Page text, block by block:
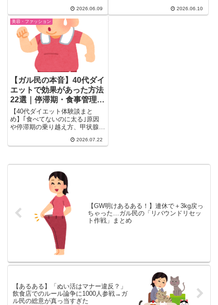
にリピートしているスキンケア・
ファンデ・美容液を30品厳選。
「やめたいけどやめられない」本
音とその理由まとめ。
2026.06.09
クシール）、今バズり中のちふれ
2026.06.10
美容・ファッション
【ガル民の本音】40代ダイ
エットで効果があった方法
22選｜停滞期・食事管理・
運動のリアル体験談
【40代ダイエット体験談まと
め】｢食べてないのに太る｣原因
や停滞期の乗り越え方、甲状腺・
ガル民402人のリアルな本音を厳
スクを徹底解説します。実体験ベ
ースで紹介します。
2026.07.22
【GW明けあるある！】連休で＋3kg戻っ
ちゃった…ガル民の「リバウンドリセッ
ト作戦」まとめ
【あるある】「ぬい活はマナー違反？」
飲食店でのルール論争に1000人参戦→ガ
ル民の総意が真っ当すぎた